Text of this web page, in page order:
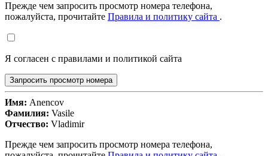
Прежде чем запросить просмотр номера телефона,
пожалуйста, прочитайте Правила и политику сайта .
Я согласен с правилами и политикой сайта
Запросить просмотр номера
Имя: Anencov
Фамилия: Vasile
Отчество: Vladimir
Прежде чем запросить просмотр номера телефона,